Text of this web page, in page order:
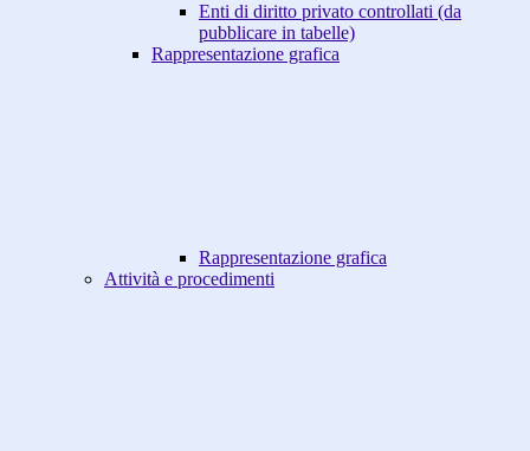
Enti di diritto privato controllati (da
pubblicare in tabelle)
Rappresentazione grafica
Rappresentazione grafica
Attività e procedimenti